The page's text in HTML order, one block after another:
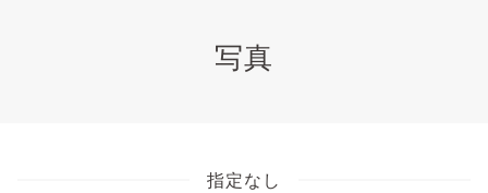
写真
指定なし